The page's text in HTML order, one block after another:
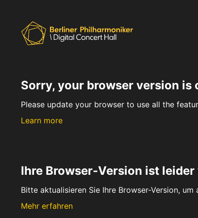
Sorry, your browser version is
Please update your browser to use all the
Learn more
Ihre Browser-Version ist
Bitte aktualisieren Sie Ihre Browser-Version,
Mehr erfahren